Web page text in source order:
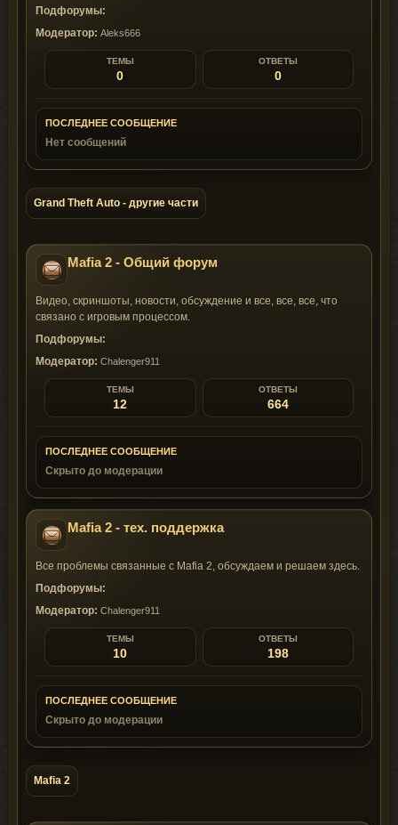
Подфорумы:
Модератор: Aleks666
ТЕМЫ
0
ОТВЕТЫ
0
ПОСЛЕДНЕЕ СООБЩЕНИЕ
Нет сообщений
Grand Theft Auto - другие части
Mafia 2 - Общий форум
Видео, скриншоты, новости, обсуждение и все, все, все, что
связано с игровым процессом.
Подфорумы:
Модератор: Chalenger911
ТЕМЫ
12
ОТВЕТЫ
664
ПОСЛЕДНЕЕ СООБЩЕНИЕ
Скрыто до модерации
Mafia 2 - тех. поддержка
Все проблемы связанные с Mafia 2, обсуждаем и решаем здесь.
Подфорумы:
Модератор: Chalenger911
ТЕМЫ
10
ОТВЕТЫ
198
ПОСЛЕДНЕЕ СООБЩЕНИЕ
Скрыто до модерации
Mafia 2